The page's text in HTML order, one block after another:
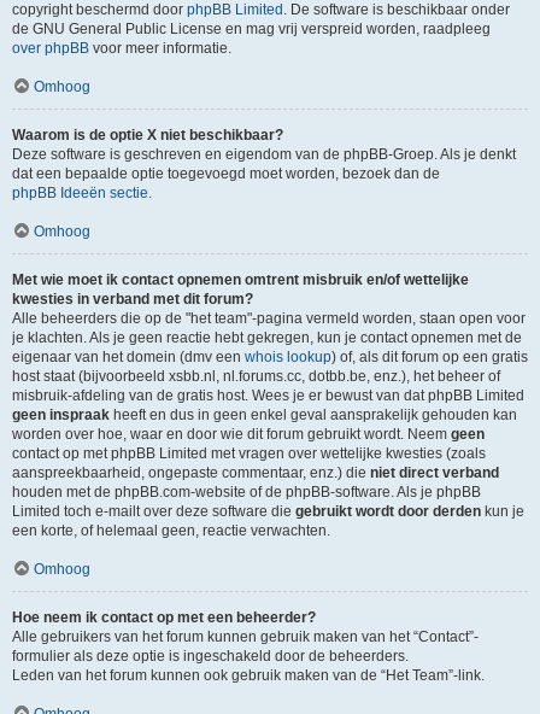
copyright beschermd door phpBB Limited . De software is beschikbaar onder
de GNU General Public License en mag vrij verspreid worden, raadpleeg
over phpBB voor meer informatie.
Omhoog
Waarom is de optie X niet beschikbaar?
Deze software is geschreven en eigendom van de phpBB-Groep. Als je denkt
dat een bepaalde optie toegevoegd moet worden, bezoek dan de
phpBB Ideeën sectie.
Omhoog
Met wie moet ik contact opnemen omtrent misbruik en/of wettelijke
kwesties in verband met dit forum?
Alle beheerders die op de "het team"-pagina vermeld worden, staan open voor
je klachten. Als je geen reactie hebt gekregen, kun je contact opnemen met de
eigenaar van het domein (dmv een whois lookup) of, als dit forum op een gratis
host staat (bijvoorbeeld xsbb.nl, nl.forums.cc, dotbb.be, enz.), het beheer of
misbruik-afdeling van de gratis host. Wees je er bewust van dat phpBB Limited
geen inspraak heeft en dus in geen enkel geval aansprakelijk gehouden kan
worden over hoe, waar en door wie dit forum gebruikt wordt. Neem geen
contact op met phpBB Limited met vragen over wettelijke kwesties (zoals
aanspreekbaarheid, ongepaste commentaar, enz.) die niet direct verband
houden met de phpBB.com-website of de phpBB-software. Als je phpBB
Limited toch e-mailt over deze software die gebruikt wordt door derden kun je
een korte, of helemaal geen, reactie verwachten.
Omhoog
Hoe neem ik contact op met een beheerder?
Alle gebruikers van het forum kunnen gebruik maken van het “Contact”-
formulier als deze optie is ingeschakeld door de beheerders.
Leden van het forum kunnen ook gebruik maken van de “Het Team”-link.